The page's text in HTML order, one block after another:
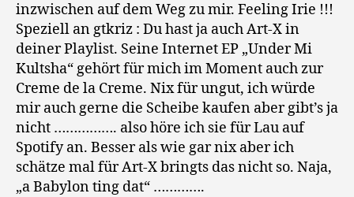
inzwischen auf dem Weg zu mir. Feeling Irie !!!
Speziell an gtkriz : Du hast ja auch Art-X in
deiner Playlist. Seine Internet EP „Under Mi
Kultsha“ gehört für mich im Moment auch zur
Creme de la Creme. Nix für ungut, ich würde
mir auch gerne die Scheibe kaufen aber gibt’s ja
nicht ……………. also höre ich sie für Lau auf
Spotify an. Besser als wie gar nix aber ich
schätze mal für Art-X bringts das nicht so. Naja,
„a Babylon ting dat“ ………….